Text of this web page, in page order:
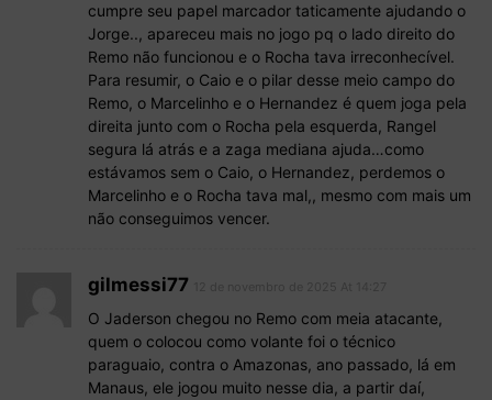
cumpre seu papel marcador taticamente ajudando o
Jorge.., apareceu mais no jogo pq o lado direito do
Remo não funcionou e o Rocha tava irreconhecível.
Para resumir, o Caio e o pilar desse meio campo do
Remo, o Marcelinho e o Hernandez é quem joga pela
direita junto com o Rocha pela esquerda, Rangel
segura lá atrás e a zaga mediana ajuda…como
estávamos sem o Caio, o Hernandez, perdemos o
Marcelinho e o Rocha tava mal,, mesmo com mais um
não conseguimos vencer.
gilmessi77
O Jaderson chegou no Remo com meia atacante,
quem o colocou como volante foi o técnico
paraguaio, contra o Amazonas, ano passado, lá em
Manaus, ele jogou muito nesse dia, a partir daí,